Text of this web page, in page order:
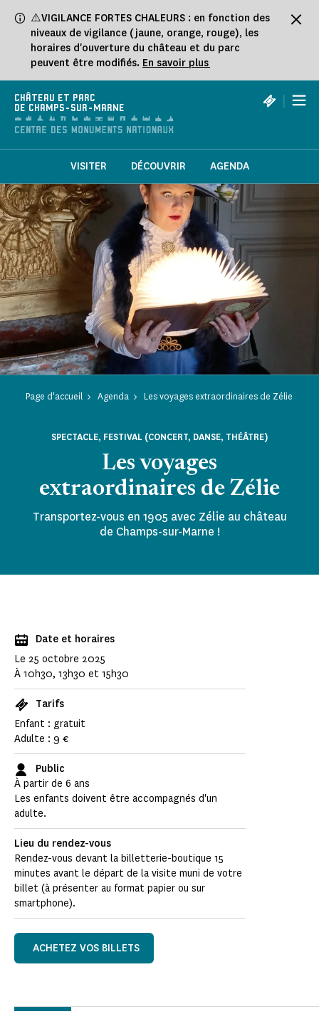
⚠️VIGILANCE FORTES CHALEURS : en fonction des
niveaux de vigilance (jaune, orange, rouge), les
horaires d'ouverture du château et du parc
peuvent être modifiés. En savoir plus
CHÂTEAU ET PARC
DE CHAMPS-SUR-MARNE
|
VISITER DÉCOUVRIR AGENDA
Page d'accueil Agenda Les voyages extraordinaires de Zélie
Les voyages
extraordinaires de Zélie
SPECTACLE, FESTIVAL (CONCERT, DANSE, THÉÂTRE)
Transportez-vous en 1905 avec Zélie au château
de Champs-sur-Marne !
Date et horaires
Le 25 octobre 2025
À 10h30, 13h30 et 15h30
Tarifs
Enfant : gratuit
Adulte : 9 €
Public
À partir de 6 ans
Les enfants doivent être accompagnés d'un
adulte.
Lieu du rendez-vous
Rendez-vous devant la billetterie-boutique 15
minutes avant le départ de la visite muni de votre
billet (à présenter au format papier ou sur
smartphone).
ACHETEZ VOS BILLETS